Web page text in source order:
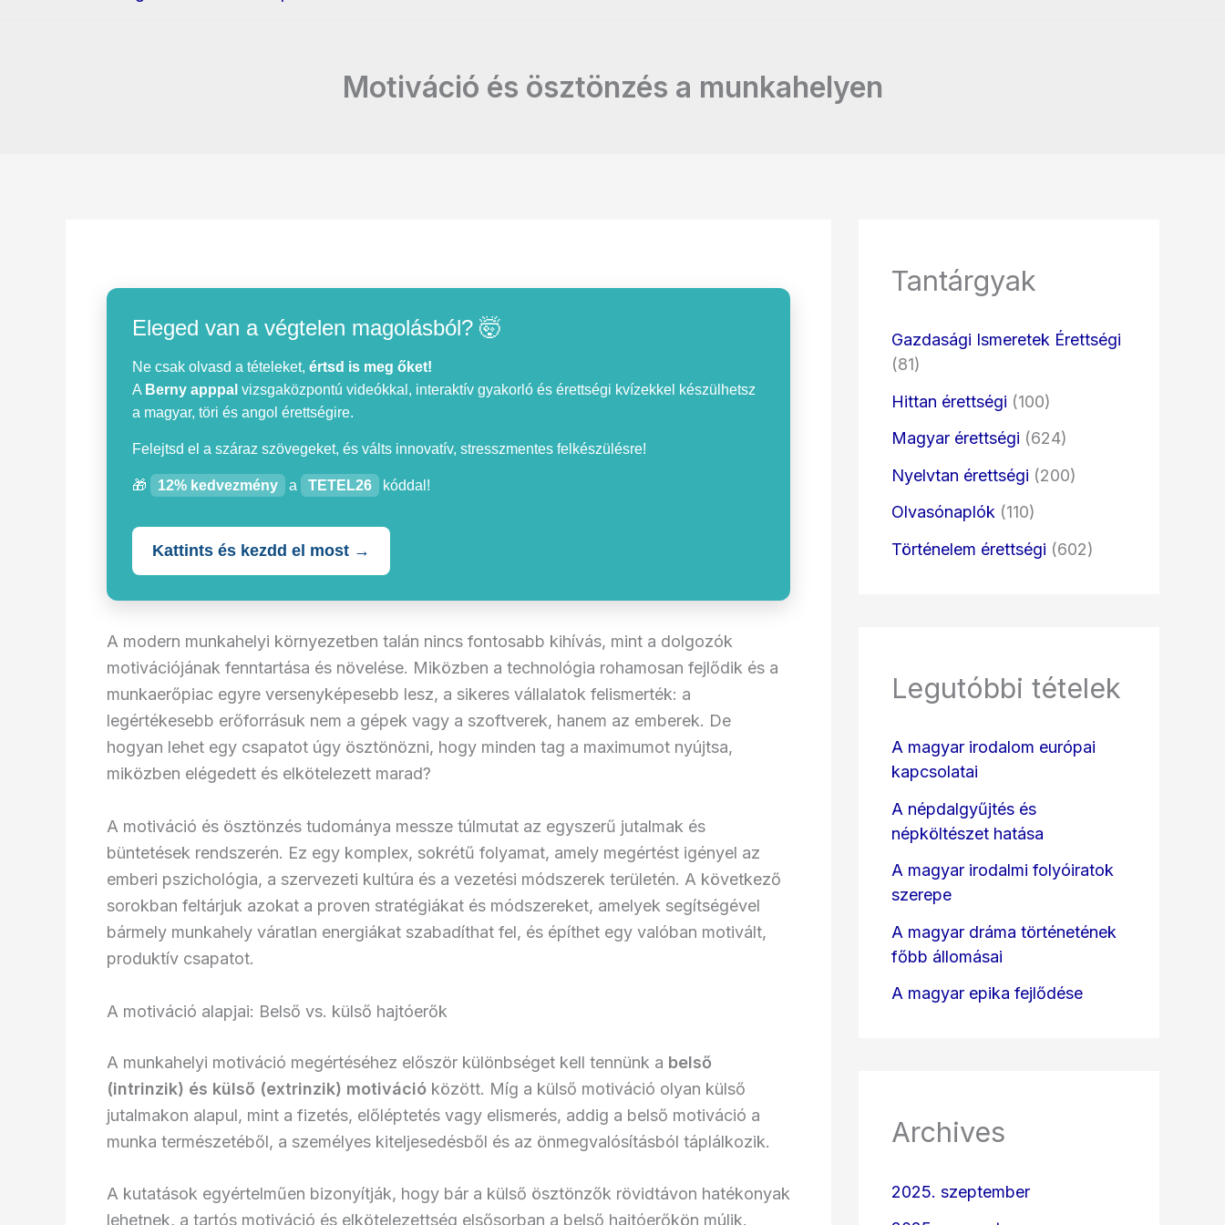
Motiváció és ösztönzés a munkahelyen
Eleged van a végtelen magolásból? 🤯
Ne csak olvasd a tételeket, értsd is meg őket!
A Berny apppal vizsgaközpontú videókkal, interaktív gyakorló és érettségi kvízekkel készülhetsz
a magyar, töri és angol érettségire.
Felejtsd el a száraz szövegeket, és válts innovatív, stresszmentes felkészülésre!
🎁 12% kedvezmény a TETEL26 kóddal!
Kattints és kezdd el most →
A modern munkahelyi környezetben talán nincs fontosabb kihívás, mint a dolgozók
motivációjának fenntartása és növelése. Miközben a technológia rohamosan fejlődik és a
munkaerőpiac egyre versenyképesebb lesz, a sikeres vállalatok felismerték: a
legértékesebb erőforrásuk nem a gépek vagy a szoftverek, hanem az emberek. De
hogyan lehet egy csapatot úgy ösztönözni, hogy minden tag a maximumot nyújtsa,
miközben elégedett és elkötelezett marad?
A motiváció és ösztönzés tudománya messze túlmutat az egyszerű jutalmak és
büntetések rendszerén. Ez egy komplex, sokrétű folyamat, amely megértést igényel az
emberi pszichológia, a szervezeti kultúra és a vezetési módszerek területén. A következő
sorokban feltárjuk azokat a proven stratégiákat és módszereket, amelyek segítségével
bármely munkahely váratlan energiákat szabadíthat fel, és építhet egy valóban motivált,
produktív csapatot.
A motiváció alapjai: Belső vs. külső hajtóerők
A munkahelyi motiváció megértéséhez először különbséget kell tennünk a belső
(intrinzik) és külső (extrinzik) motiváció között. Míg a külső motiváció olyan külső
jutalmakon alapul, mint a fizetés, előléptetés vagy elismerés, addig a belső motiváció a
munka természetéből, a személyes kiteljesedésből és az önmegvalósításból táplálkozik.
A kutatások egyértelműen bizonyítják, hogy bár a külső ösztönzők rövidtávon hatékonyak
lehetnek, a tartós motiváció és elkötelezettség elsősorban a belső hajtóerőkön múlik.
Tantárgyak
Gazdasági Ismeretek Érettségi
(81)
Hittan érettségi (100)
Magyar érettségi (624)
Nyelvtan érettségi (200)
Olvasónaplók (110)
Történelem érettségi (602)
Legutóbbi tételek
A magyar irodalom európai
kapcsolatai
A népdalgyűjtés és
népköltészet hatása
A magyar irodalmi folyóiratok
szerepe
A magyar dráma történetének
főbb állomásai
A magyar epika fejlődése
Archives
2025. szeptember